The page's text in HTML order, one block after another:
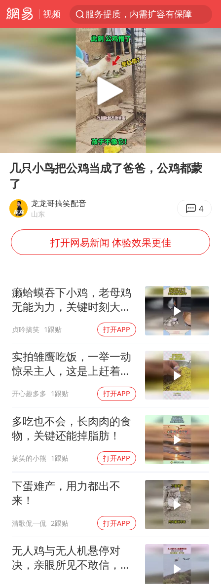
视频
服务提质，内需扩容有保障
美股收盘：道指再创历史新高
人贩子“梅姨”真名谢家梅
“老头乐”悬挂“蒙H好几个8”上路
河南：领导干部要带头休假
被一条街帮助的“煎饼叔叔”去世
香港乐坛著名填词人黎彼得去世
你常吃的兰州拉面要改名了
张家界中心汽车站候车厅漏水如瀑布
坚持党全面领导和党中央集中统一领导
Play
几只小鸟把公鸡当成了爸爸，公鸡都蒙
了
龙龙哥搞笑配音
山东 4
打开网易新闻 体验效果更佳
癞蛤蟆吞下小鸡，老母鸡
无能为力，关键时刻大鹅
贞吟搞笑 1跟贴 打开APP
实拍雏鹰吃饭，一举一动
惊呆主人，这是上赶着去
开心趣多多 1跟贴 打开APP
多吃也不会，长肉肉的食
物，关键还能掉脂肪！
搞笑的小熊 1跟贴 打开APP
下蛋难产，用力都出不
来！
清歌侃一侃 2跟贴 打开APP
无人鸡与无人机悬停对
决，亲眼所见不敢信，实